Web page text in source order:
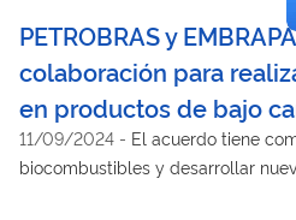
PETROBRAS y
colaboración para
en productos de bajo
11/09/2024 - El acuerdo tiene
biocombustibles y desarrollar